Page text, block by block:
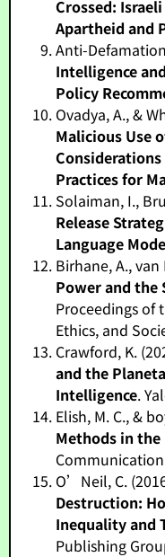
Crossed:
Apartheid and
Anti-
Intelligence
Policy
Ovadya, A., &
Malicious Use
Practices for
Solaiman, I.,
Release
Language
Birhane, A., van
Power and the
Proceedings of
Ethics, and
Crawford, K.
and the
Intelligence.
Elish, M. C., &
Methods in the
O’Neil, C.
Destruction:
Inequality and
Publishing